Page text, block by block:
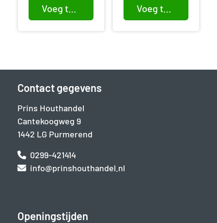
Voeg toe aan winkelwagen Voeg toe aan winkelwagen
Contact gegevens
Prins Houthandel
Cantekoogweg 9
1442 LG Purmerend
0299-421414
info@prinshouthandel.nl
Openingstijden